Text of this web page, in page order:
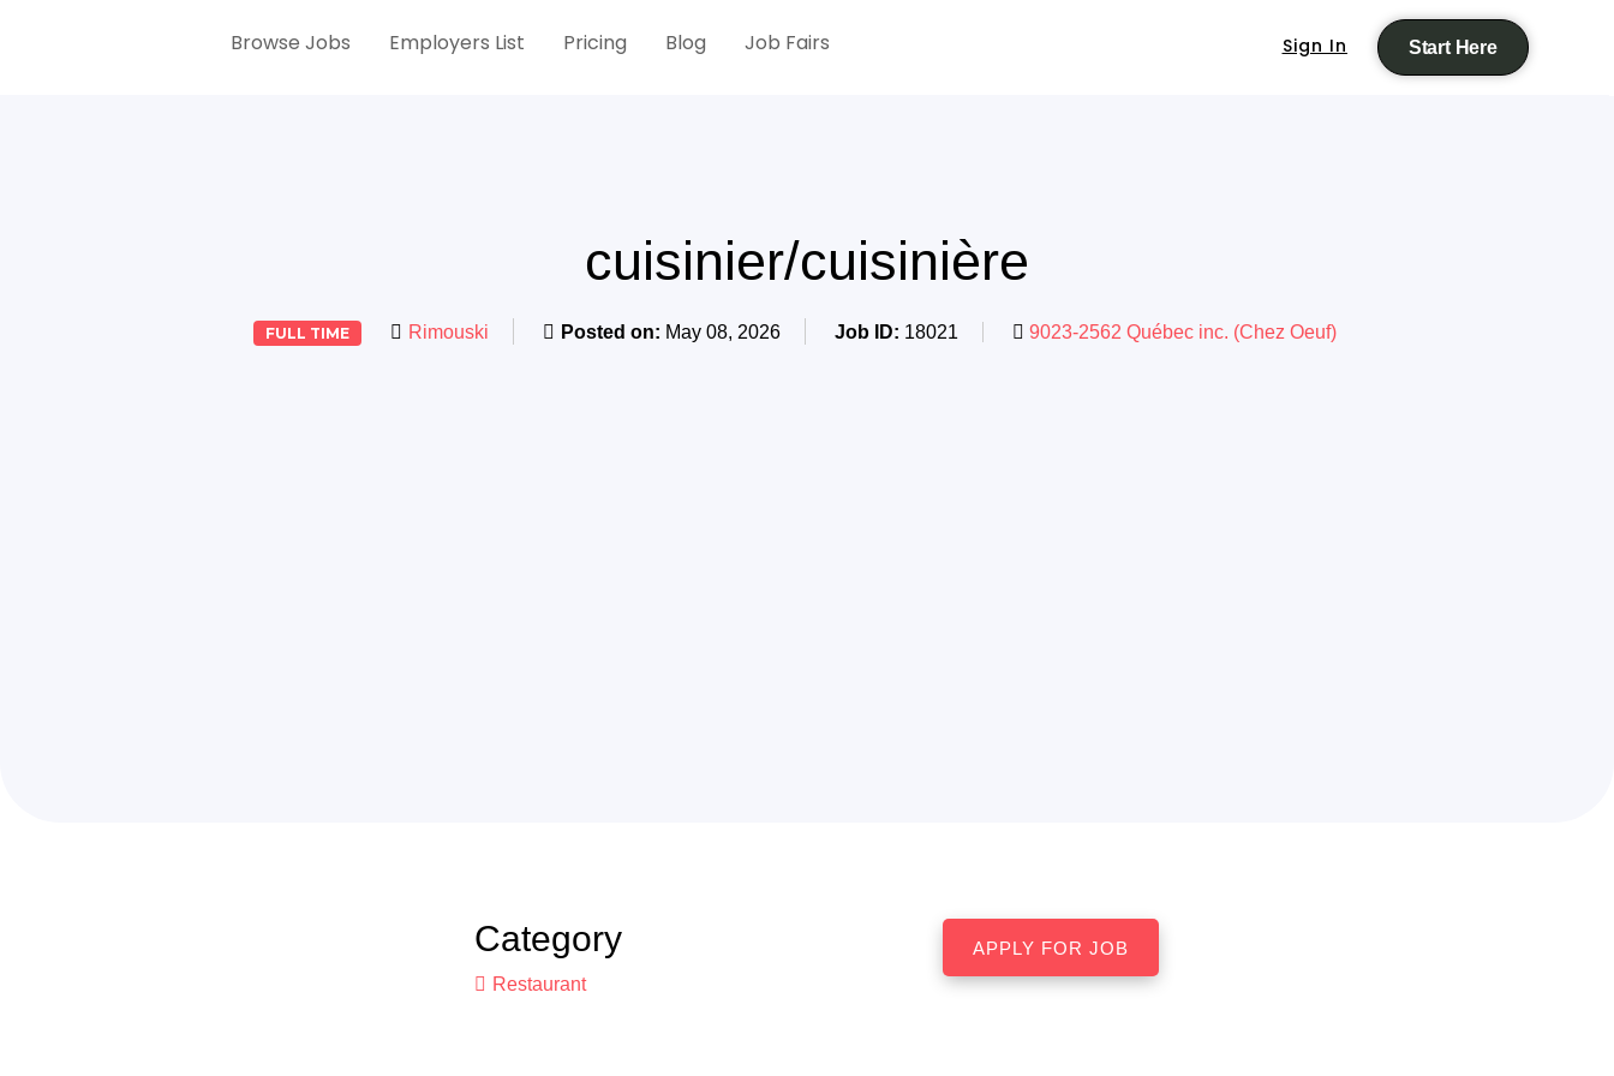
Browse Jobs Employers List Pricing Blog Job Fairs Sign In Start Here
cuisinier/cuisinière
FULL TIME Rimouski Posted on: May 08, 2026 Job ID: 18021 9023-2562 Québec inc. (Chez Oeuf)
Category
Restaurant